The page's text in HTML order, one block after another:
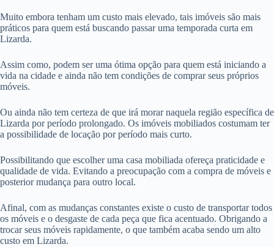
Muito embora tenham um custo mais elevado, tais imóveis são mais
práticos para quem está buscando passar uma temporada curta em
Lizarda.
Assim como, podem ser uma ótima opção para quem está iniciando a
vida na cidade e ainda não tem condições de comprar seus próprios
móveis.
Ou ainda não tem certeza de que irá morar naquela região específica de
Lizarda por período prolongado. Os imóveis mobiliados costumam ter
a possibilidade de locação por período mais curto.
Possibilitando que escolher uma casa mobiliada ofereça praticidade e
qualidade de vida. Evitando a preocupação com a compra de móveis e
posterior mudança para outro local.
Afinal, com as mudanças constantes existe o custo de transportar todos
os móveis e o desgaste de cada peça que fica acentuado. Obrigando a
trocar seus móveis rapidamente, o que também acaba sendo um alto
custo em Lizarda.